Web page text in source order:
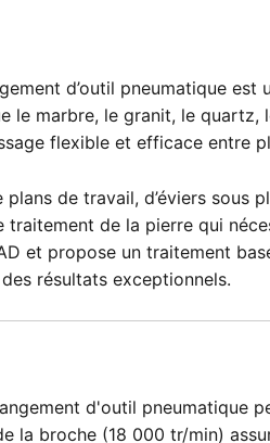
d’outil pneumatique
le marbre, le granit, le quartz,
flexible et efficace entre
de travail, d’éviers sous
traitement de la pierre qui
et propose un traitement
résultats exceptionnels.
d'outil pneumatique
la broche (18 000 tr/min)